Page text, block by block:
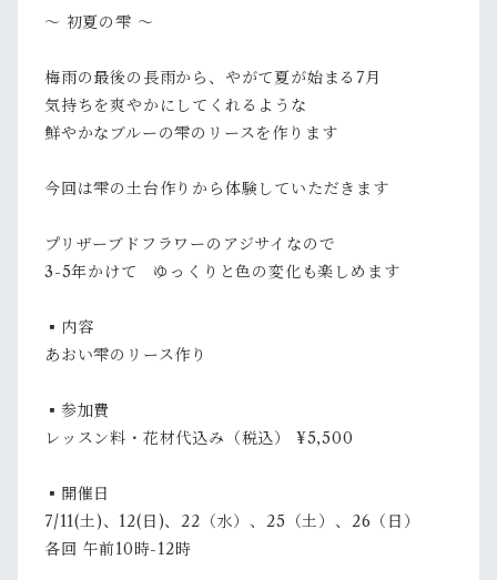
〜 初夏の雫 〜
梅雨の最後の長雨から、やがて夏が始まる7月
気持ちを爽やかにしてくれるような
鮮やかなブルーの雫のリースを作ります
今回は雫の土台作りから体験していただきます
プリザーブドフラワーのアジサイなので
3-5年かけて ゆっくりと色の変化も楽しめます
▪︎内容
あおい雫のリース作り
▪︎参加費
レッスン料・花材代込み（税込） ¥5,500
▪︎開催日
7/11(土)、12(日)、22（水）、25（土）、26（日）
各回 午前10時-12時